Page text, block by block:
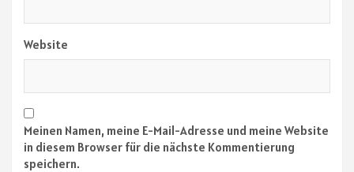
Website
Meinen Namen, meine E-Mail-Adresse und meine Website
in diesem Browser für die nächste Kommentierung
speichern.